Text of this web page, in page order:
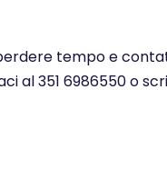
tempo e
al 351 6986550 o